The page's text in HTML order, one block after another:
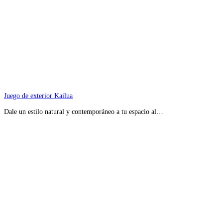
Juego de exterior Kailua
Dale un estilo natural y contemporáneo a tu espacio al…